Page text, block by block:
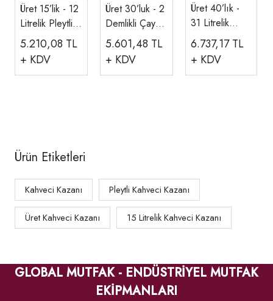
Üret 15’lik - 12
Litrelik Pleytli
Kahveci
Kazanı KK 1
5.210,08 TL
+ KDV
Üret 30’luk - 2
Demlikli Çay
Makinesi
Pleytsiz 15
Litre KP 2
5.601,48 TL
+ KDV
Üret 40’lık -
31 Litrelik
Pleytli Kahveci
Kazanı
Elektrikli KK 3
6.737,17TL
+ KDV
Ürün Etiketleri
Kahveci Kazanı Pleytli Kahveci Kazanı
Üret Kahveci Kazanı 15 Litrelik Kahveci Kazanı
GLOBAL MUTFAK - ENDÜSTRİYEL MUTFAK
EKİPMANLARI